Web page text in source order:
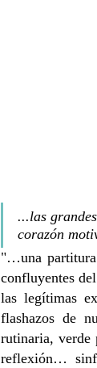
...las
corazón
"…una partitura
confluyentes
las legítimas
flashazos de
rutinaria, verde
reflexión…